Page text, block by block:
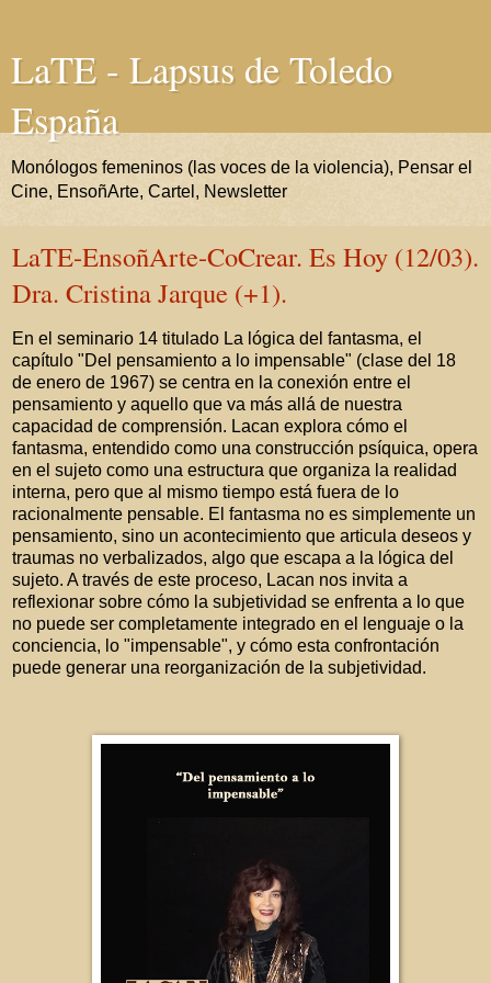
LaTE - Lapsus de Toledo
España
Monólogos femeninos (las voces de la violencia), Pensar el
Cine, EnsoñArte, Cartel, Newsletter
LaTE-EnsoñArte-CoCrear. Es Hoy (12/03).
Dra. Cristina Jarque (+1).
En el seminario 14 titulado La lógica del fantasma, el
capítulo "Del pensamiento a lo impensable" (clase del 18
de enero de 1967) se centra en la conexión entre el
pensamiento y aquello que va más allá de nuestra
capacidad de comprensión. Lacan explora cómo el
fantasma, entendido como una construcción psíquica, opera
en el sujeto como una estructura que organiza la realidad
interna, pero que al mismo tiempo está fuera de lo
racionalmente pensable. El fantasma no es simplemente un
pensamiento, sino un acontecimiento que articula deseos y
traumas no verbalizados, algo que escapa a la lógica del
sujeto. A través de este proceso, Lacan nos invita a
reflexionar sobre cómo la subjetividad se enfrenta a lo que
no puede ser completamente integrado en el lenguaje o la
conciencia, lo "impensable", y cómo esta confrontación
puede generar una reorganización de la subjetividad.